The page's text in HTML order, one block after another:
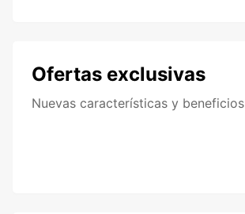
Ofertas exclusivas
Nuevas características y beneficios